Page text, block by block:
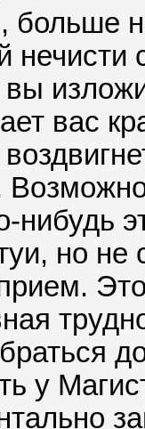
больше
вас
нибудь
но
у